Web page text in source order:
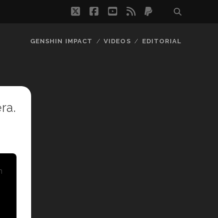
twitterfacebook
youtube
rss paypal
GENSHIN IMPACT VIDEOS EDITORIAL